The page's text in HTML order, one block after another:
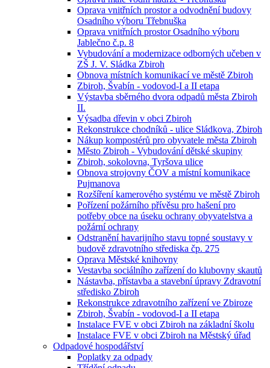
Oprava vnitřních prostor a odvodnění budovy
Osadního výboru Třebnuška
Oprava vnitřních prostor Osadního výboru
Jablečno č.p. 8
Vybudování a modernizace odborných učeben v
ZŠ J. V. Sládka Zbiroh
Obnova místních komunikací ve městě Zbiroh
Zbiroh, Švabín - vodovod-I a II etapa
Výstavba sběrného dvora odpadů města Zbiroh
II.
Výsadba dřevin v obci Zbiroh
Rekonstrukce chodníků - ulice Sládkova, Zbiroh
Nákup kompostérů pro obyvatele města Zbiroh
Město Zbiroh - Vybudování dětské skupiny
Zbiroh, sokolovna, Tyršova ulice
Obnova strojovny ČOV a místní komunikace
Pujmanova
Rozšíření kamerového systému ve městě Zbiroh
Pořízení požárního přívěsu pro hašení pro
potřeby obce na úseku ochrany obyvatelstva a
požární ochrany
Odstranění havarijního stavu topné soustavy v
budově zdravotního střediska čp. 275
Oprava Městské knihovny
Vestavba sociálního zařízení do klubovny skautů
Nástavba, přístavba a stavební úpravy Zdravotní
středisko Zbiroh
Rekonstrukce zdravotního zařízení ve Zbiroze
Zbiroh, Švabín - vodovod-I a II etapa
Instalace FVE v obci Zbiroh na základní školu
Instalace FVE v obci Zbiroh na Městský úřad
Odpadové hospodářství
Poplatky za odpady